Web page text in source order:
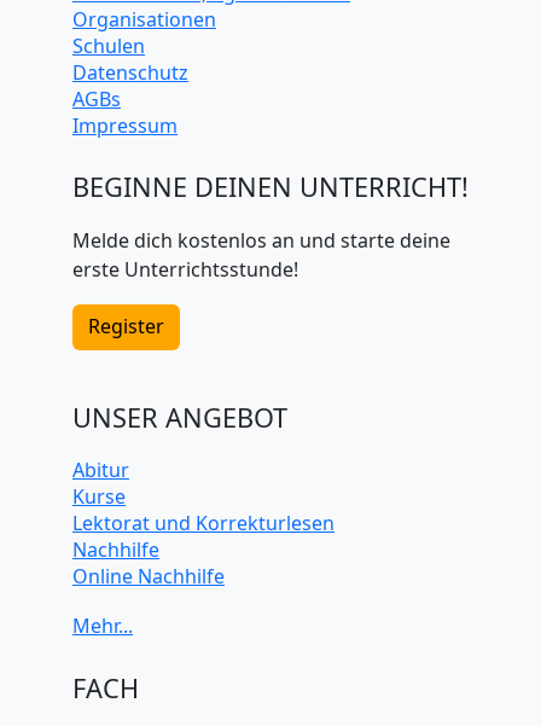
Organisationen
Schulen
Datenschutz
AGBs
Impressum
BEGINNE DEINEN UNTERRICHT!
Melde dich kostenlos an und starte deine
erste Unterrichtsstunde!
Register
UNSER ANGEBOT
Abitur
Kurse
Lektorat und Korrekturlesen
Nachhilfe
Online Nachhilfe
FACH